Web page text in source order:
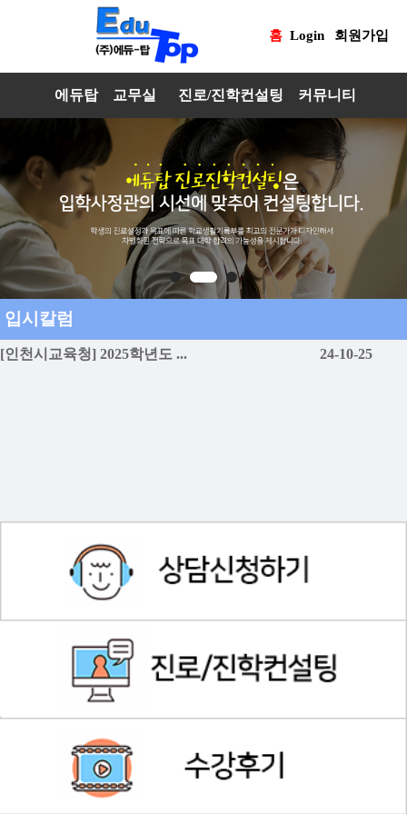
홈 Login 회원가입
에듀탑 교무실 진로/진학컨설팅 커뮤니티
입시칼럼
[인천시교육청] 2025학년도 ... 24-10-25